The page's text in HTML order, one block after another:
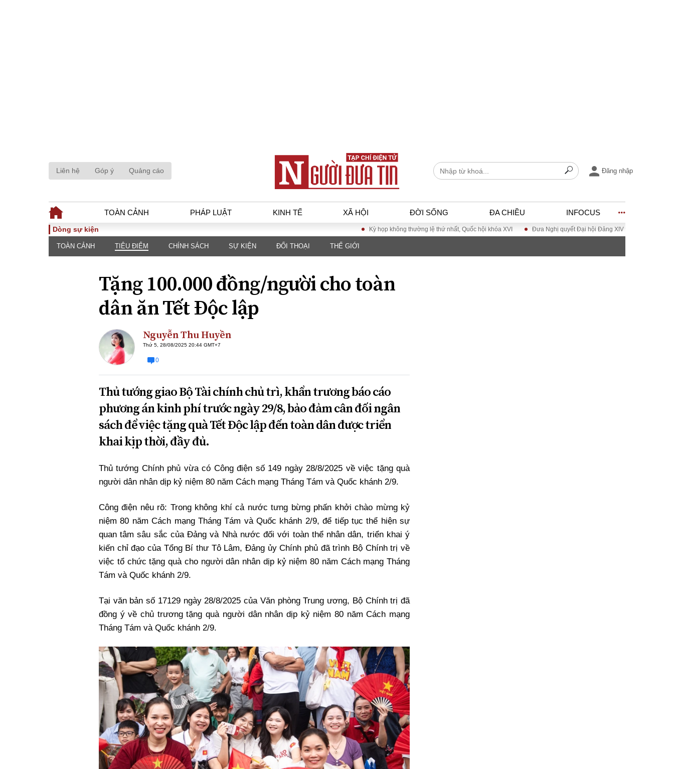
Liên hệ Góp ý Quảng cáo Đăng nhập
TOÀN CẢNH PHÁP LUẬT KINH TẾ XÃ HỘI ĐỜI SỐNG ĐA CHIỀU INFOCUS
TOÀN CẢNH
Chính sách
Đối thoại
PHÁP LUẬT
luật
Góc nhìn luật gia
Hồ sơ điều tra
Tiếng nói công dân
An ninh - Hình sự
KINH TẾ
Tài chính - Ngân
hàng
Công nghệ
ĐA CHIỀU
Quan điểm
Bạn đọc viết
INFOCUS
Dòng sự kiện Kỳ họp không thường lệ thứ nhất, Quốc hội khóa XVI Đưa Nghị quyết Đại hội Đảng XIV vào cuộc sống
TOÀN CẢNH TIÊU ĐIỂM CHÍNH SÁCH SỰ KIỆN ĐỐI THOẠI THẾ GIỚI
Tặng 100.000 đồng/người cho toàn
dân ăn Tết Độc lập
Nguyễn Thu Huyền
Thứ 5, 28/08/2025 20:44 GMT+7
0
Thủ tướng giao Bộ Tài chính chủ trì, khẩn trương báo cáo
phương án kinh phí trước ngày 29/8, bảo đảm cân đối ngân
sách để việc tặng quà Tết Độc lập đến toàn dân được triển
khai kịp thời, đầy đủ.
Thủ tướng Chính phủ vừa có Công điện số 149 ngày 28/8/2025 về việc tặng quà
người dân nhân dịp kỷ niệm 80 năm Cách mạng Tháng Tám và Quốc khánh 2/9.
Công điện nêu rõ: Trong không khí cả nước tưng bừng phấn khởi chào mừng kỷ
niệm 80 năm Cách mạng Tháng Tám và Quốc khánh 2/9, để tiếp tục thể hiện sự
quan tâm sâu sắc của Đảng và Nhà nước đối với toàn thể nhân dân, triển khai ý
kiến chỉ đạo của Tổng Bí thư Tô Lâm, Đảng ủy Chính phủ đã trình Bộ Chính trị về
việc tổ chức tặng quà cho người dân nhân dịp kỷ niệm 80 năm Cách mạng Tháng
Tám và Quốc khánh 2/9.
Tại văn bản số 17129 ngày 28/8/2025 của Văn phòng Trung ương, Bộ Chính trị đã
đồng ý về chủ trương tặng quà người dân nhân dịp kỷ niệm 80 năm Cách mạng
Tháng Tám và Quốc khánh 2/9.